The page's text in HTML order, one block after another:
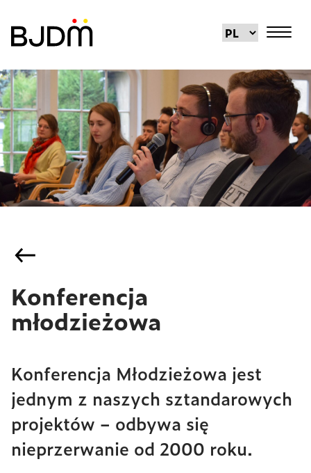
Konferencja
młodzieżowa
Konferencja Młodzieżowa jest
jednym z naszych sztandarowych
projektów – odbywa się
nieprzerwanie od 2000 roku.